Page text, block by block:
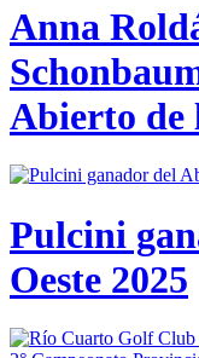
Anna
Abierto de
Pulcini
Oeste 2025